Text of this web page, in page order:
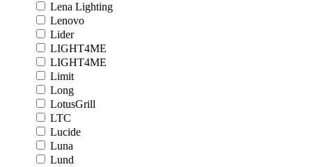
Lena Lighting
Lenovo
Lider
LIGHT4ME
LIGHT4ME
Limit
Long
LotusGrill
LTC
Lucide
Luna
Lund